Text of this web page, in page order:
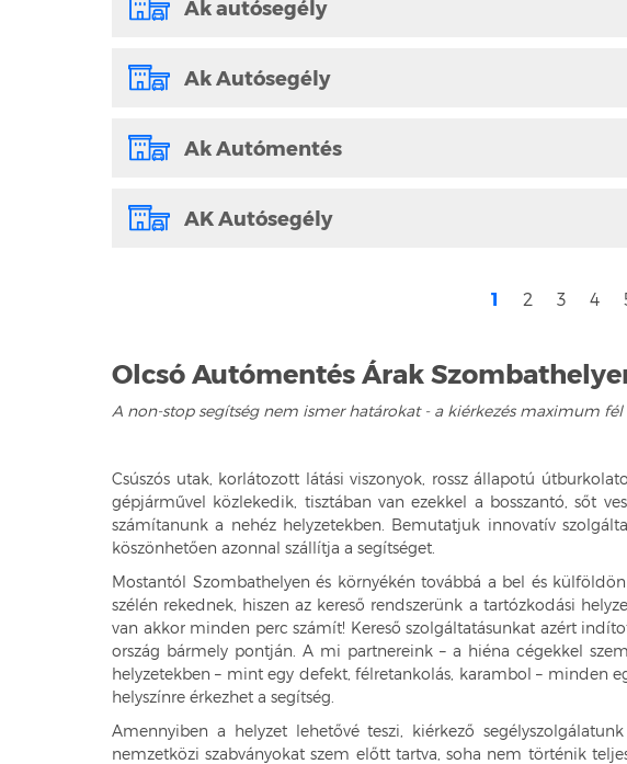
Ak autósegély
Ak Autósegély
Ak Autómentés
AK Autósegély
1 2 3 4
Olcsó Autómentés Árak
A non-stop segítség nem ismer határokat - a kiérkezés maximum
Csúszós utak, korlátozott látási viszonyok, rossz állapotú
gépjárművel közlekedik, tisztában van ezekkel a bosszantó, sőt
számítanunk a nehéz helyzetekben. Bemutatjuk innovatív
köszönhetően azonnal szállítja a segítséget.
Mostantól Szombathelyen és környékén továbbá a bel és
szélén rekednek, hiszen az kereső rendszerünk a tartózkodási
van akkor minden perc számít! Kereső szolgáltatásunkat azért
ország bármely pontján. A mi partnereink – a hiéna cégekkel
helyzetekben – mint egy defekt, félretankolás, karambol – minden
helyszínre érkezhet a segítség.
Amennyiben a helyzet lehetővé teszi, kiérkező
nemzetközi szabványokat szem előtt tartva, soha nem történik